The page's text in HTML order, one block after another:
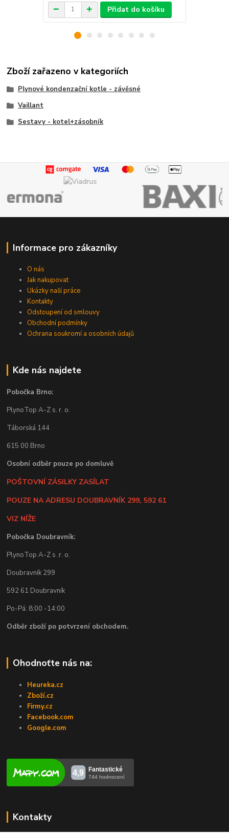
Přidat do košíku
Zboží zařazeno v kategoriích
Plynové kondenzační kotle - závěsné
Vaillant
Sestavy - kotel+zásobník
Informace pro zákazníky
O nás
Jak nakupovat
Ukázky naší práce
Kontakty
Odstoupení od smlouvy
Obchodní podmínky
Ochrana soukromí a osobních údajů
Kde nás najdete
Pobočka Brno:
PlynoTop A-Z s. r. o.
Táborská 144
615 00 Brno
Osobní odběr pouze po domluvě
POŠTOVNÍ ZÁSILKY ZASÍLAT
POUZE NA ADRESU DOUBRAVNÍK 299, 592 61
VIZ NÍŽE
Pobočka Doubravník:
PlynoTop A-Z s .r. o.
Doubravník 299
592 61 Doubravník
Po-Pá: 8:00 -14:00
Odběr zboží po potvrzení obchodem.
Ohodnoťte nás na:
Heureka.cz
Zboží.cz
Firmy.cz
Facebook.com
Google.com
Kontakty